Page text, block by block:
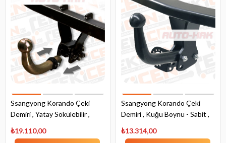
Ssangyong Korando Çeki
Demiri , Yatay Sökülebilir ,
₺19.110,00
Ssangyong Korando Çeki
Demiri , Kuğu Boynu - Sabit ,
₺13.314,00